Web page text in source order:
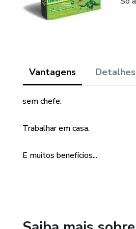
Vantagens Detalhes
sem chefe.
Trabalhar em casa.
E muitos benefícios...